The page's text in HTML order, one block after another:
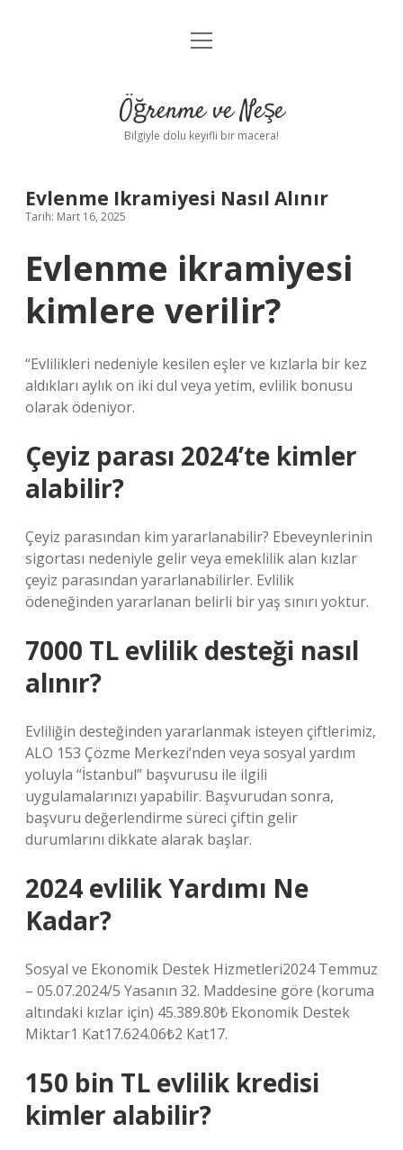
Anasayfa
Yasal Uyarı
menüyü
Öğrenme ve Neşe
Bilgiyle dolu keyifli bir macera!
Evlenme Ikramiyesi Nasıl Alınır
Tarih: Mart 16, 2025
Evlenme ikramiyesi
kimlere verilir?
“Evlilikleri nedeniyle kesilen eşler ve kızlarla bir kez
aldıkları aylık on iki dul veya yetim, evlilik bonusu
olarak ödeniyor.
Çeyiz parası 2024’te kimler
alabilir?
Çeyiz parasından kim yararlanabilir? Ebeveynlerinin
sigortası nedeniyle gelir veya emeklilik alan kızlar
çeyiz parasından yararlanabilirler. Evlilik
ödeneğinden yararlanan belirli bir yaş sınırı yoktur.
7000 TL evlilik desteği nasıl
alınır?
Evliliğin desteğinden yararlanmak isteyen çiftlerimiz,
ALO 153 Çözme Merkezi’nden veya sosyal yardım
yoluyla “İstanbul” başvurusu ile ilgili
uygulamalarınızı yapabilir. Başvurudan sonra,
başvuru değerlendirme süreci çiftin gelir
durumlarını dikkate alarak başlar.
2024 evlilik Yardımı Ne
Kadar?
Sosyal ve Ekonomik Destek Hizmetleri2024 Temmuz
– 05.07.2024/5 Yasanın 32. Maddesine göre (koruma
altındaki kızlar için) 45.389.80₺ Ekonomik Destek
Miktar1 Kat17.624.06₺2 Kat17.
150 bin TL evlilik kredisi
kimler alabilir?